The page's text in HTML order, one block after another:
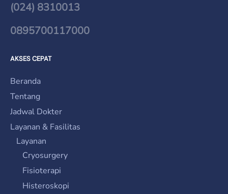
(024) 8310013
0895700117000
AKSES CEPAT
Beranda
Tentang
Jadwal Dokter
Layanan & Fasilitas
Layanan
Cryosurgery
Fisioterapi
Histeroskopi